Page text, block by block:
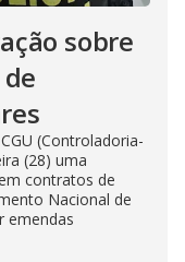
sobre
(Controladoria-
(28) uma
contratos de
Nacional de
emendas